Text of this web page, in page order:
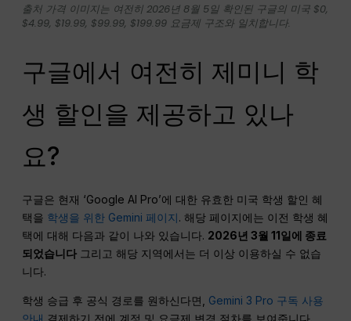
출처 가격 이미지는 여전히 2026년 8월 5일 확인된 구글의 미국 $0,
$4.99, $19.99, $99.99, $199.99 요금제 구조와 일치합니다.
구글에서 여전히 제미니 학
생 할인을 제공하고 있나
요?
구글은 현재 ‘Google AI Pro’에 대한 유효한 미국 학생 할인 혜
택을 학생을 위한 Gemini 페이지. 해당 페이지에는 이전 학생 혜
택에 대해 다음과 같이 나와 있습니다. 2026년 3월 11일에 종료
되었습니다 그리고 해당 지역에서는 더 이상 이용하실 수 없습
니다.
학생 승급 후 공식 경로를 원하신다면, Gemini 3 Pro 구독 사용
안내 결제하기 전에 계정 및 요금제 변경 절차를 보여줍니다.